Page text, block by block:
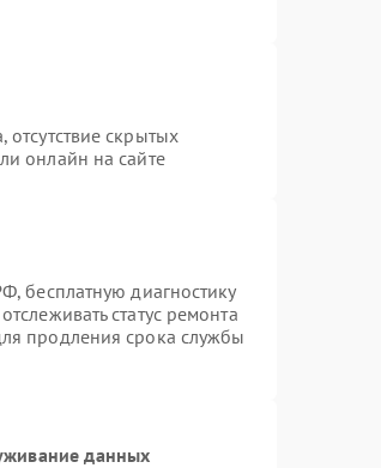
скрытых
онлайн на сайте
бесплатную диагностику
статус ремонта
продления срока службы
данных